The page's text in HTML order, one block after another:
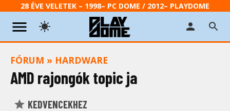
28 ÉVE VELETEK – 1998– PC DOME / 2012– PLAYDOME
FÓRUM » HARDWARE
AMD rajongók topic ja
KEDVENCEKHEZ